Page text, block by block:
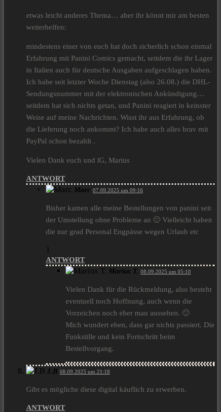
etwas leicht anderes Thema… aber ihr könnt mir am besten
weiterhelfen:
mindestens einer von euch hat doch sicherlich schon einmal
Erfahrung mit Panini Comics gemacht, seitdem die ihr Lager
in Italien auch für deutsche Ausgaben aufgeschlagen haben.
Ich habe seit letzter Woche Dienstag (also 26.08.) die DHL-
Sendungsnummer mit der elektronischen Ankündigung…
seitdem hat sich nichts getan, und Panini reagiert in keinster
Weise auf meine Nachrichten. Wisst ihr aus Erfahrung, ob
die Lieferung noch ankommt? Ich habe auch alles brav mit
PayPal schon bezahlt .
Vielen Dank euch und lG, Marius
ANTWORT
Marc 07.09.2025 um 09:16
Bisher kamen alle meine Bestellungen von panini seit
der Umstellung ohne Probleme an 🙂 Vielleicht haben
die nur grad Personal Engpässe wegen Urlaub etc
1
ANTWORT
Marius T. 08.09.2025 um 05:10
Vielen Dank für die Rückmeldung, also besteht
eventuell noch Hoffnung, auch wenn die
Vorzeichen noch eher mau aussehen. 🙂
Mich wundert eben, dass gar nichts passiert. Die
Funkstille und kein Fortschritt beim
Bestellvorgang.
J.B 08.09.2025 um 21:18
Gibt es mögliche diese digital käuflich zu erwerben.
ANTWORT